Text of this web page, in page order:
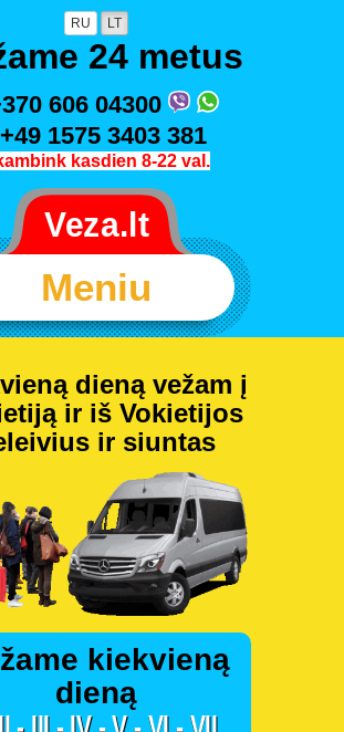
RU LT
24 metus
606 04300
+49 1575 3403 381
kasdien 8-22 val.
Meniu
dieną vežam į
ir iš Vokietijos
ir siuntas
kiekvieną
dieną